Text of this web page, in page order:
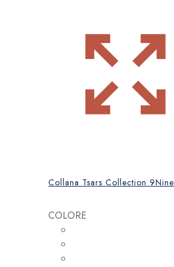
Collana Tsars Collection 9Nine
COLORE